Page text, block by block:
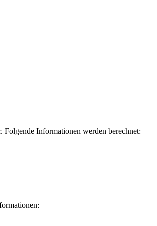
Informationen werden berechnet: